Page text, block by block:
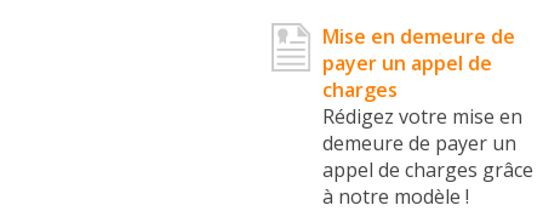
Mise en demeure de
payer un appel de
charges
Rédigez votre mise en
demeure de payer un
appel de charges grâce
à notre modèle !